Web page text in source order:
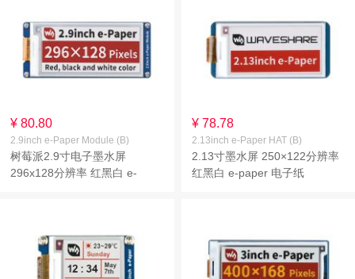
¥ 80.80
2.9inch e-Paper Module (B)
树莓派2.9寸电子墨水屏
296x128分辨率 红黑白 e-
¥ 78.78
2.13inch e-Paper HAT (B)
2.13寸墨水屏 250×122分辨率
红黑白 e-paper 电子纸